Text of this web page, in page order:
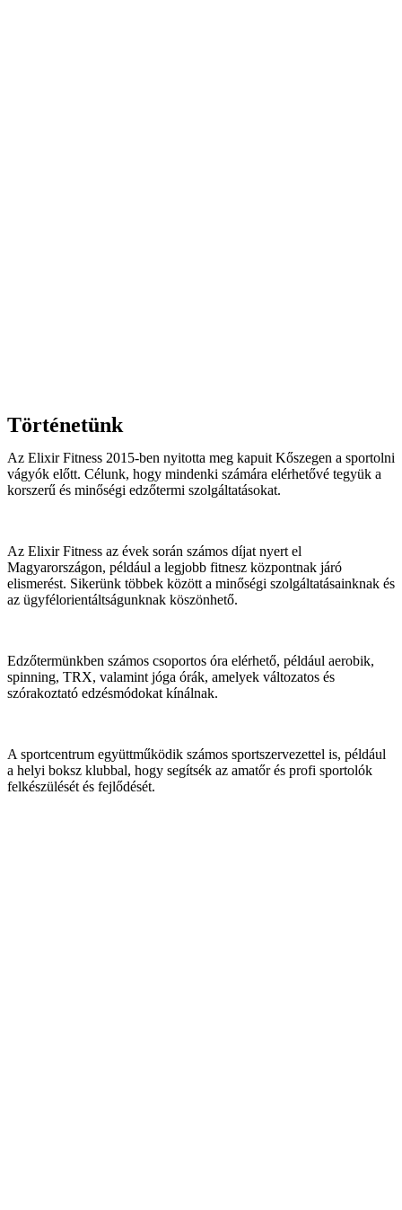
Történetünk
Az Elixir Fitness 2015-ben nyitotta meg kapuit Kőszegen a sportolni
vágyók előtt. Célunk, hogy mindenki számára elérhetővé tegyük a
korszerű és minőségi edzőtermi szolgáltatásokat.
Az Elixir Fitness az évek során számos díjat nyert el
Magyarországon, például a legjobb fitnesz központnak járó
elismerést. Sikerünk többek között a minőségi szolgáltatásainknak és
az ügyfélorientáltságunknak köszönhető.
Edzőtermünkben számos csoportos óra elérhető, például aerobik,
spinning, TRX, valamint jóga órák, amelyek változatos és
szórakoztató edzésmódokat kínálnak.
A sportcentrum együttműködik számos sportszervezettel is, például
a helyi boksz klubbal, hogy segítsék az amatőr és profi sportolók
felkészülését és fejlődését.